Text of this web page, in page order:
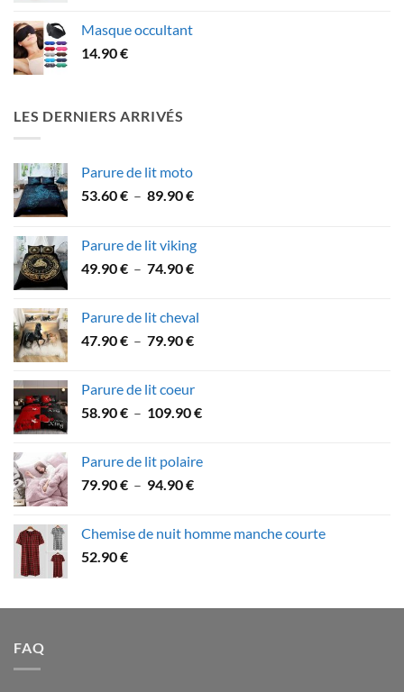
Masque occultant
14.90€
LES DERNIERS ARRIVÉS
Parure de lit moto
53.60€ – 89.90€Plage
53.60 €
à
Parure de lit viking
49.90€ – 74.90€Plage
49.90 €
à
Parure de lit cheval
47.90€ – 79.90€Plage
à
Parure de lit coeur
58.90€ – 109.90€Plage
58.90 €
Parure de lit polaire
79.90€ – 94.90€Plage
79.90 €
Chemise de nuit homme manche courte
52.90€
FAQ